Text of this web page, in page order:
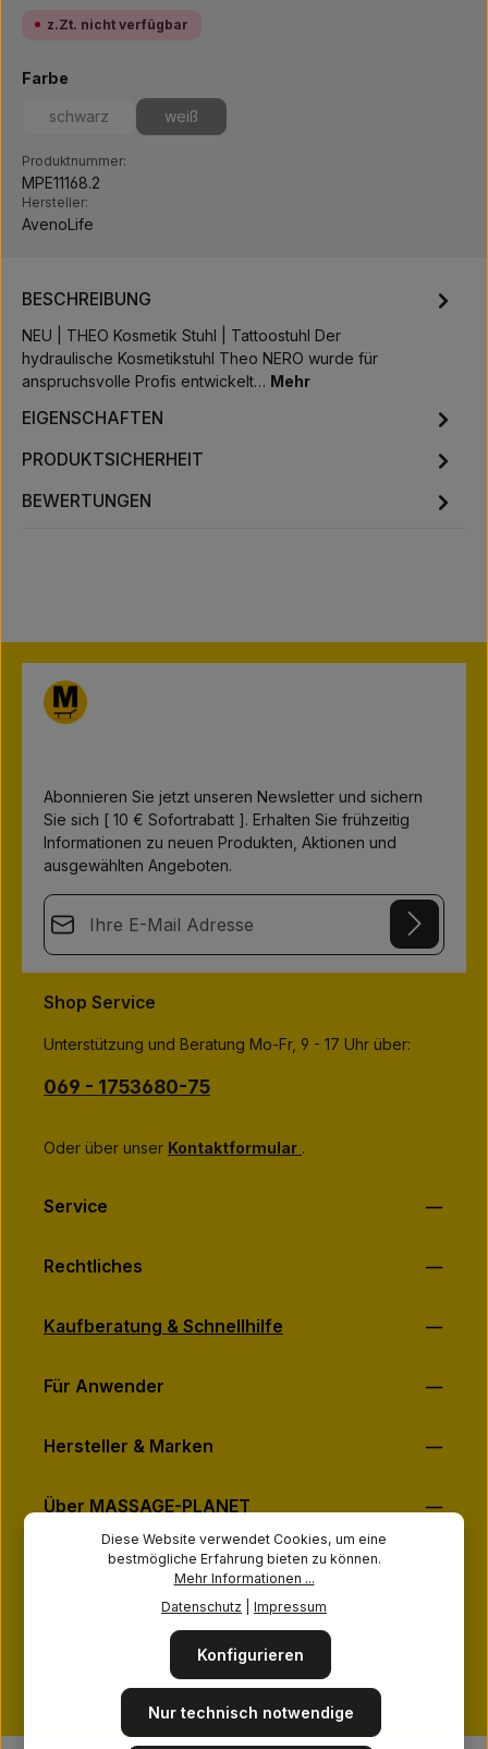
z.Zt. nicht verfügbar
Farbe
schwarz
(Diese Option ist zurzeit nicht verfügbar.)
weiß
(Diese Option ist zurzeit nicht verfügbar.)
Produktnummer:
MPE11168.2
Hersteller:
AvenoLife
BESCHREIBUNG
NEU | THEO Kosmetik Stuhl | Tattoostuhl Der
hydraulische Kosmetikstuhl Theo NERO wurde für
anspruchsvolle Profis entwickelt… Mehr
EIGENSCHAFTEN
PRODUKTSICHERHEIT
BEWERTUNGEN
Abonnieren Sie jetzt unseren Newsletter und sichern
Sie sich [ 10 € Sofortrabatt ]. Erhalten Sie frühzeitig
Informationen zu neuen Produkten, Aktionen und
ausgewählten Angeboten.
E-Mail-Adresse*
Datenschutz
Ich habe die
einverstanden. *
Die mit einem Stern (*) markierten Felder sind
Pflichtfelder.
Shop Service
Unterstützung und Beratung Mo-Fr, 9 - 17 Uhr über:
069 - 1753680-75
Oder über unser Kontaktformular .
Service
Rechtliches
Kaufberatung & Schnellhilfe
Für Anwender
Hersteller & Marken
Über MASSAGE-PLANET
Ihre Vorteile
Sicher Einkaufen
Folge uns
Diese Website verwendet Cookies, um eine
bestmögliche Erfahrung bieten zu können.
Mehr Informationen ...
Datenschutz
Impressum
Nur technisch notwendige
Konfigurieren